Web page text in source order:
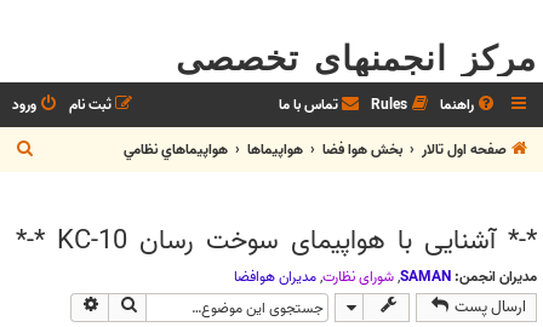
مرکز انجمنهای تخصصی
راهنما Rules تماس با ما ورود
ثبت نام
صفحه اول تالار
بخش هوا فضا هواپيماها هواپيماهاي نظامي
س
*-* آشنایی با هواپیمای سوخت رسان KC-10 *-*
مدیران انجمن: SAMAN
,شوراي نظارت,مديران هوافضا
ارسال پست جستجو